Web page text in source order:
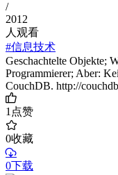
/
2012
人观看
#信息技术
Geschachtelte Objekte;
Programmierer; Aber:
CouchDB. http://
1点赞
0收藏
0下载